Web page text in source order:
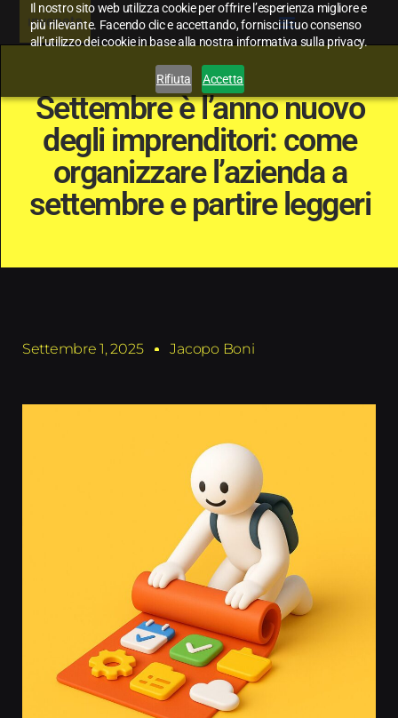
Il nostro sito web utilizza cookie per offrire l’esperienza migliore e
più rilevante. Facendo clic e accettando, fornisci il tuo consenso
all’utilizzo dei cookie in base alla nostra informativa sulla privacy.
Rifiuta Accetta
Settembre è l’anno nuovo
degli imprenditori: come
organizzare l’azienda a
settembre e partire leggeri
Settembre 1, 2025 Jacopo Boni